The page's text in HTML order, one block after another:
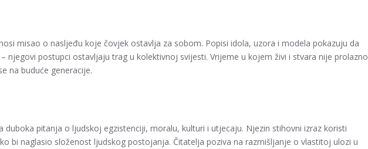
misao o nasljeđu koje čovjek ostavlja za sobom. Popisi idola, uzora i modela pokazuju da
njegovi postupci ostavljaju trag u kolektivnoj svijesti. Vrijeme u kojem živi i stvara nije prolazno
na buduće generacije.
duboka pitanja o ljudskoj egzistenciji, moralu, kulturi i utjecaju. Njezin stihovni izraz koristi
bi naglasio složenost ljudskog postojanja. Čitatelja poziva na razmišljanje o vlastitoj ulozi u